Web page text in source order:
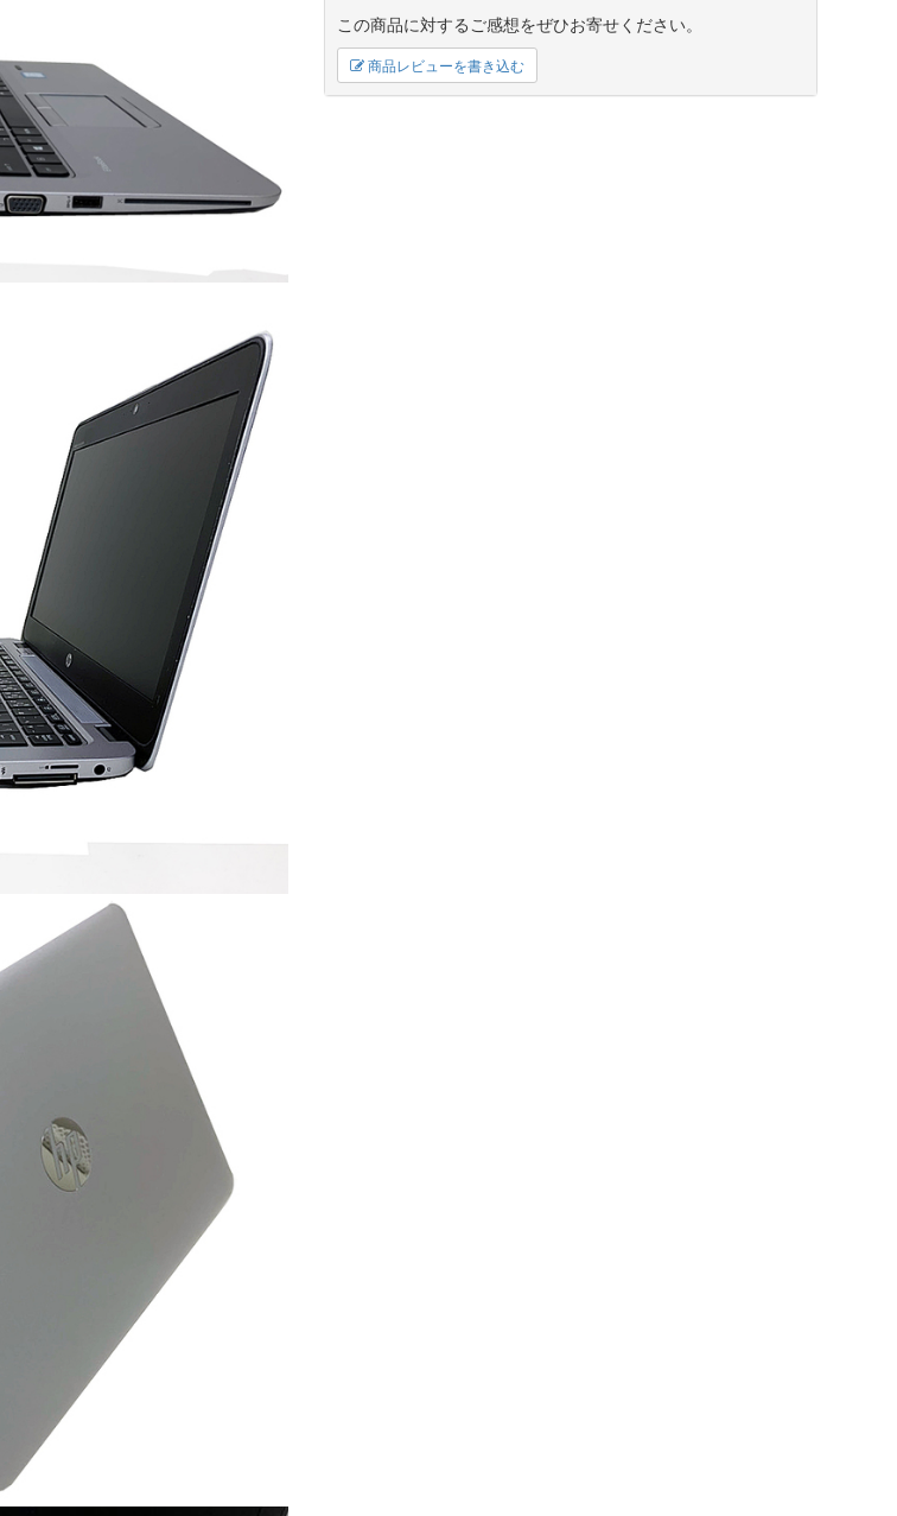
この商品に対するご感想をぜひお寄せください。
商品レビューを書き込む